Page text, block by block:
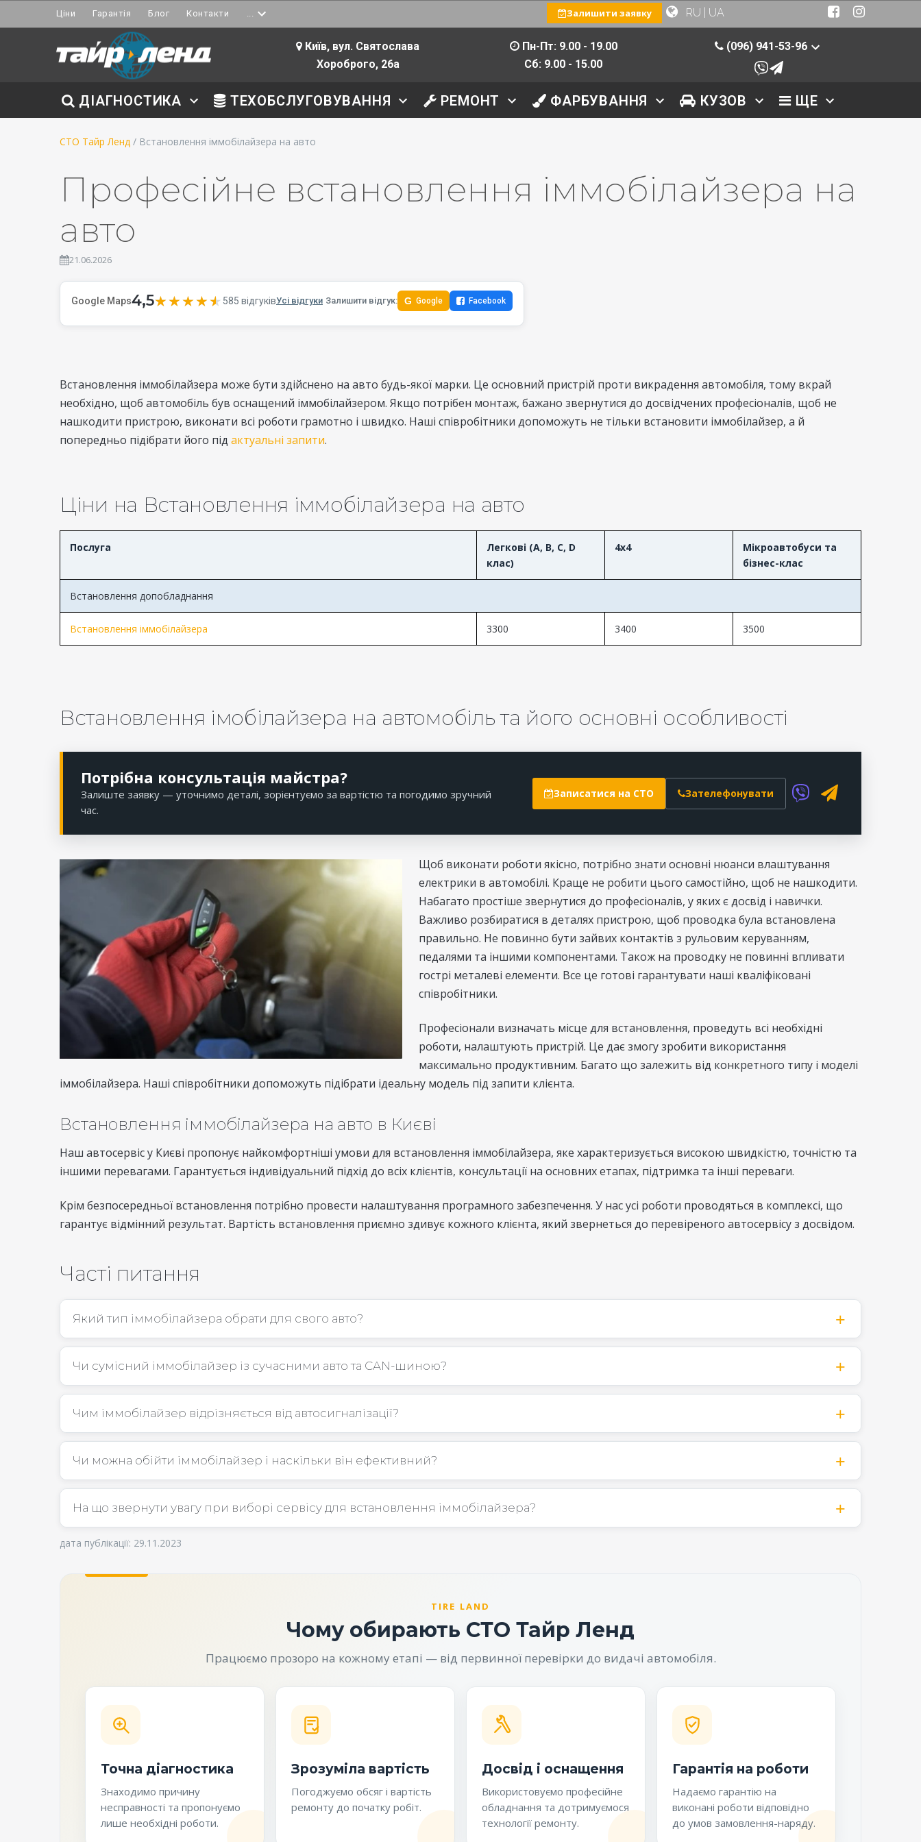
Ціни Гарантія Блог Контакти ... RU UA
Залишити заявку
Київ, вул. Святослава
Хороброго, 26а
Пн-Пт: 9.00 - 19.00
Сб: 9.00 - 15.00
(096) 941-53-96
ДІАГНОСТИКА ТЕХОБСЛУГОВУВАННЯ РЕМОНТ ФАРБУВАННЯ КУЗОВ ЩЕ
СТО Тайр Ленд / Встановлення іммобілайзера на авто
Професійне встановлення іммобілайзера на
авто
21.06.2026
Google Maps4,5★★★★★
★★★★★ 585 відгуківУсі відгуки Залишити відгук: G Google Facebook
Встановлення іммобілайзера може бути здійснено на авто будь-якої марки. Це основний пристрій проти викрадення автомобіля, тому вкрай
необхідно, щоб автомобіль був оснащений іммобілайзером. Якщо потрібен монтаж, бажано звернутися до досвідчених професіоналів, щоб не
нашкодити пристрою, виконати всі роботи грамотно і швидко. Наші співробітники допоможуть не тільки встановити іммобілайзер, а й
попередньо підібрати його під актуальні запити.
Ціни на Встановлення іммобілайзера на авто
Послуга
Легкові (A, B, C, D
клас)
4x4
Мікроавтобуси та
бізнес-клас
Встановлення допобладнання
Встановлення іммобілайзера 3300 3400 3500
Встановлення імобілайзера на автомобіль та його основні особливості
Потрібна консультація майстра?
Залиште заявку — уточнимо деталі, зорієнтуємо за вартістю та погодимо зручний
час.
Записатися на СТО Зателефонувати
Щоб виконати роботи якісно, потрібно знати основні нюанси влаштування
електрики в автомобілі. Краще не робити цього самостійно, щоб не нашкодити.
Набагато простіше звернутися до професіоналів, у яких є досвід і навички.
Важливо розбиратися в деталях пристрою, щоб проводка була встановлена
правильно. Не повинно бути зайвих контактів з рульовим керуванням,
педалями та іншими компонентами. Також на проводку не повинні впливати
гострі металеві елементи. Все це готові гарантувати наші кваліфіковані
співробітники.
Професіонали визначать місце для встановлення, проведуть всі необхідні
роботи, налаштують пристрій. Це дає змогу зробити використання
максимально продуктивним. Багато що залежить від конкретного типу і моделі
іммобілайзера. Наші співробітники допоможуть підібрати ідеальну модель під запити клієнта.
Встановлення іммобілайзера на авто в Києві
Наш автосервіс у Києві пропонує найкомфортніші умови для встановлення іммобілайзера, яке характеризується високою швидкістю, точністю та
іншими перевагами. Гарантується індивідуальний підхід до всіх клієнтів, консультації на основних етапах, підтримка та інші переваги.
Крім безпосередньої встановлення потрібно провести налаштування програмного забезпечення. У нас усі роботи проводяться в комплексі, що
гарантує відмінний результат. Вартість встановлення приємно здивує кожного клієнта, який звернеться до перевіреного автосервісу з досвідом.
Часті питання
Який тип іммобілайзера обрати для свого авто?
Чи сумісний іммобілайзер із сучасними авто та CAN-шиною?
Чим іммобілайзер відрізняється від автосигналізації?
Чи можна обійти іммобілайзер і наскільки він ефективний?
На що звернути увагу при виборі сервісу для встановлення іммобілайзера?
дата публікації: 29.11.2023
TIRE LAND
Чому обирають СТО Тайр Ленд
Працюємо прозоро на кожному етапі — від первинної перевірки до видачі автомобіля.
Точна діагностика
Знаходимо причину
несправності та пропонуємо
лише необхідні роботи.
Зрозуміла вартість
Погоджуємо обсяг і вартість
ремонту до початку робіт.
Досвід і оснащення
Використовуємо професійне
обладнання та дотримуємося
технології ремонту.
Гарантія на роботи
Надаємо гарантію на
виконані роботи відповідно
до умов замовлення-наряду.